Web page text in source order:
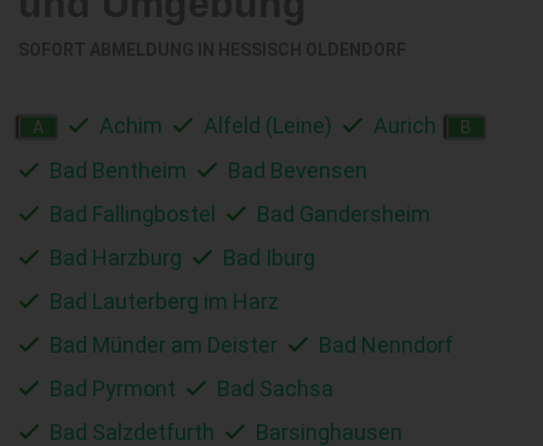
A Achim Alfeld (Leine) Aurich B
Bad Bentheim
Bad Bevensen
Bad Fallingbostel
Bad Gandersheim
Bad Harzburg
Bad Iburg
Bad Lauterberg im Harz
Bad Münder am Deister
Bad Nenndorf
Bad Pyrmont
Bad Sachsa
Bad Salzdetfurth
Barsinghausen